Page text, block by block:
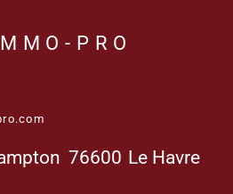
PRO
76600 Le Havre